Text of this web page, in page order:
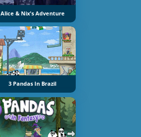
Alice & Nix's Adventure
3 Pandas In Brazil